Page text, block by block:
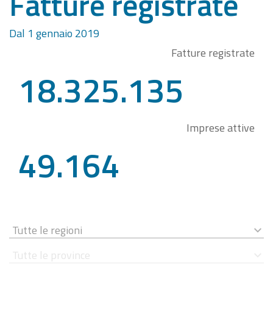
Dal 1 gennaio 2019
Fatture registrate
18.325.135
Imprese attive
49.164